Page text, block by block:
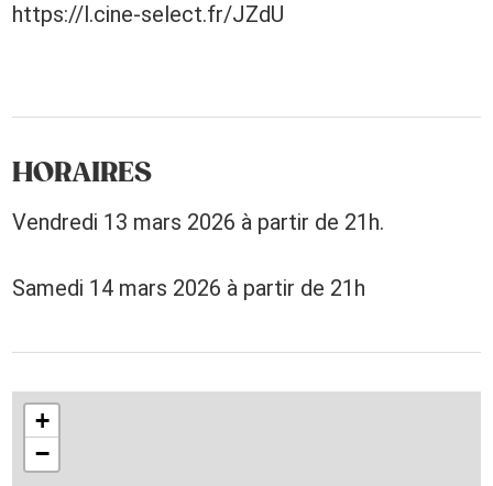
https://l.cine-select.fr/JZdU
HORAIRES
Vendredi 13 mars 2026 à partir de 21h.
Samedi 14 mars 2026 à partir de 21h
+
−